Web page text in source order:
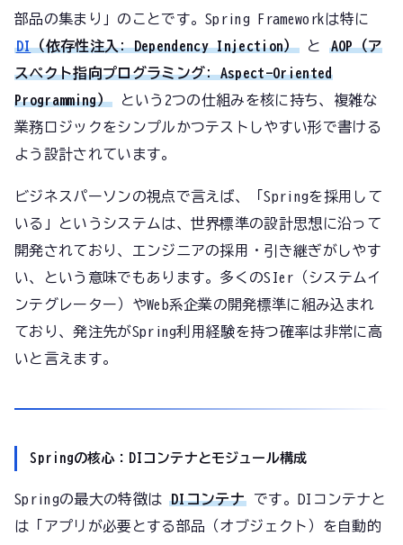
部品の集まり」のことです。Spring Frameworkは特に
DI（依存性注入: Dependency Injection） とAOP（ア
スペクト指向プログラミング: Aspect-Oriented
Programming） という2つの仕組みを核に持ち、複雑な
業務ロジックをシンプルかつテストしやすい形で書ける
よう設計されています。
ビジネスパーソンの視点で言えば、「Springを採用して
いる」というシステムは、世界標準の設計思想に沿って
開発されており、エンジニアの採用・引き継ぎがしやす
い、という意味でもあります。多くのSIer（システムイ
ンテグレーター）やWeb系企業の開発標準に組み込まれ
ており、発注先がSpring利用経験を持つ確率は非常に高
いと言えます。
Springの核心：DIコンテナとモジュール構成
Springの最大の特徴はDIコンテナです。DIコンテナと
は「アプリが必要とする部品（オブジェクト）を自動的